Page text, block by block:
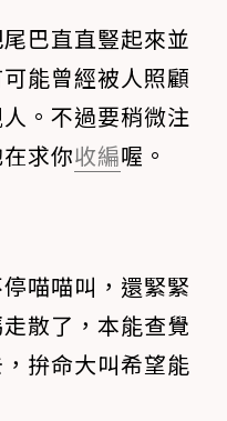
巴直直豎起來並
能曾經被人照顧
。不過要稍微注
求你收編喔。
喵喵叫，還緊緊
散了，本能查覺
拚命大叫希望能